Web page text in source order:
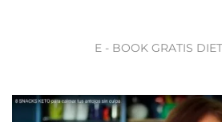
E - BOOK GRATIS